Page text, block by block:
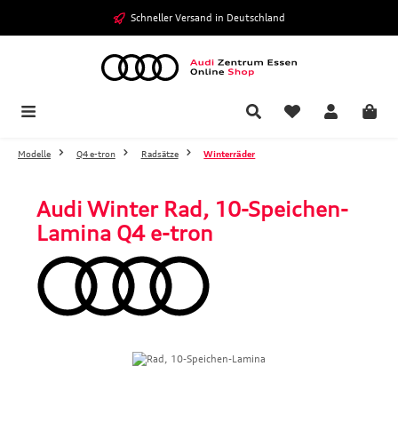
Zum Hauptinhalt springen Schneller Versand in Deutschland
Modelle Q4 e-tron Radsätze Winterräder
Audi Winter Rad, 10-Speichen-
Lamina Q4 e-tron
Bildergalerie überspringen